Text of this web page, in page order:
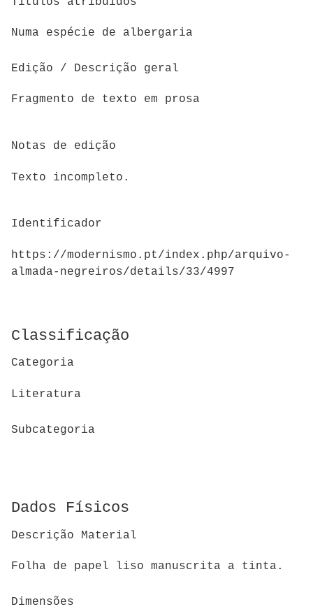
Numa espécie de albergaria
Edição / Descrição geral
Fragmento de texto em prosa
Notas de edição
Texto incompleto.
Identificador
https://modernismo.pt/index.php/arquivo-
almada-negreiros/details/33/4997
Classificação
Categoria
Literatura
Subcategoria
Dados Físicos
Descrição Material
Folha de papel liso manuscrita a tinta.
Dimensões